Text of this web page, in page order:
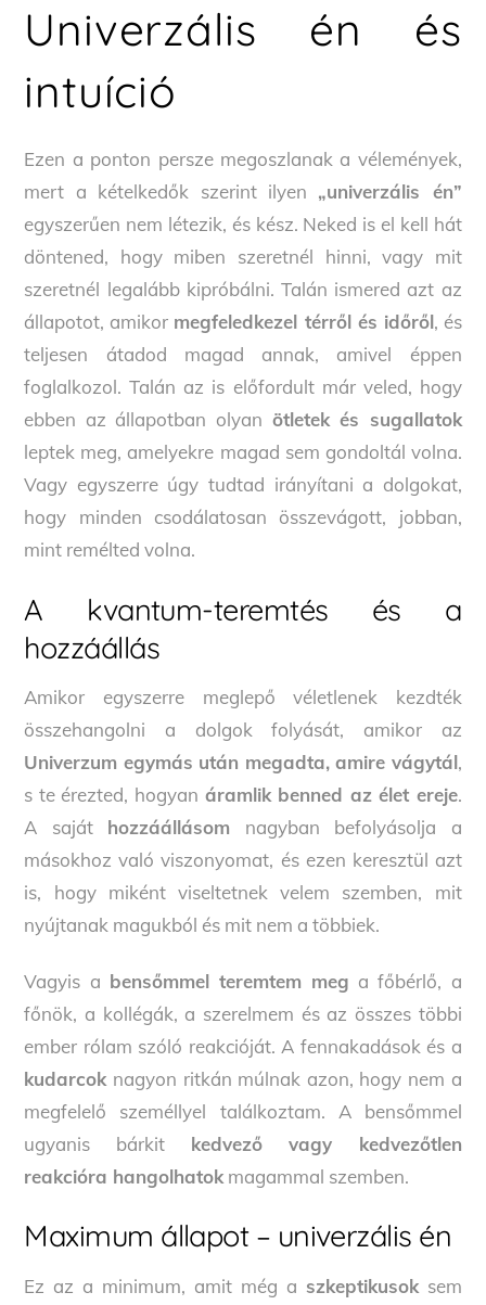
Univerzális én és
intuíció
Ezen a ponton persze megoszlanak a vélemények,
mert a kételkedők szerint ilyen „univerzális én”
egyszerűen nem létezik, és kész. Neked is el kell hát
döntened, hogy miben szeretnél hinni, vagy mit
szeretnél legalább kipróbálni. Talán ismered azt az
állapotot, amikor megfeledkezel térről és időről, és
teljesen átadod magad annak, amivel éppen
foglalkozol. Talán az is előfordult már veled, hogy
ebben az állapotban olyan ötletek és sugallatok
leptek meg, amelyekre magad sem gondoltál volna.
Vagy egyszerre úgy tudtad irányítani a dolgokat,
hogy minden csodálatosan összevágott, jobban,
mint remélted volna.
A kvantum-teremtés és a
hozzáállás
Amikor egyszerre meglepő véletlenek kezdték
összehangolni a dolgok folyását, amikor az
Univerzum egymás után megadta, amire vágytál,
s te érezted, hogyan áramlik benned az élet ereje.
A saját hozzáállásom nagyban befolyásolja a
másokhoz való viszonyomat, és ezen keresztül azt
is, hogy miként viseltetnek velem szemben, mit
nyújtanak magukból és mit nem a többiek.
Vagyis a bensőmmel teremtem meg a főbérlő, a
főnök, a kollégák, a szerelmem és az összes többi
ember rólam szóló reakcióját. A fennakadások és a
kudarcoknagyon ritkán múlnak azon, hogy nem a
megfelelő személlyel találkoztam. A bensőmmel
ugyanis bárkit kedvező vagy kedvezőtlen
reakcióra hangolhatokmagammal szemben.
Maximum állapot – univerzális én
Ez az a minimum, amit még a szkeptikusoksem